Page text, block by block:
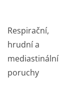
Respirační,
hrudní a
mediastinální
poruchy